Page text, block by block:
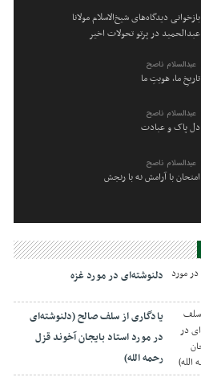
بازخوانی دیدگاه‌های شیخ‌الاسلام مولانا
عبدالحمید در پرتو تحولات اخیر
عبدالسلام ناصح
تاریخِ ما، هویتِ ما
عبدالسلام ناصح
دل پاک و عبادت
عبدالسلام ناصح
امتحان با آرامش نه با رنجش
دلنوشته‌ای در مورد غزه
یادگاری از سلف صالح (دلنوشته‌ای
در مورد استاد بایجان آخوند قزل
رحمه الله)